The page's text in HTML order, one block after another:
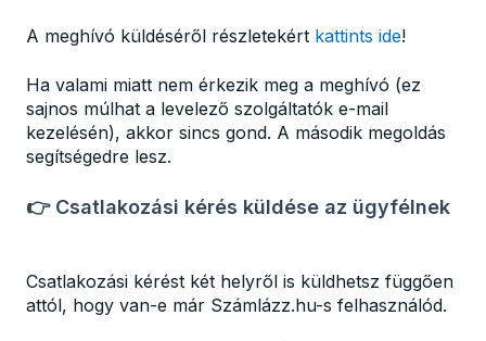
A meghívó küldéséről részletekért kattints ide!
Ha valami miatt nem érkezik meg a meghívó (ez
sajnos múlhat a levelező szolgáltatók e-mail
kezelésén), akkor sincs gond. A második megoldás
segítségedre lesz.
👉 Csatlakozási kérés küldése az ügyfélnek
Csatlakozási kérést két helyről is küldhetsz függően
attól, hogy van-e már Számlázz.hu-s felhasználód.